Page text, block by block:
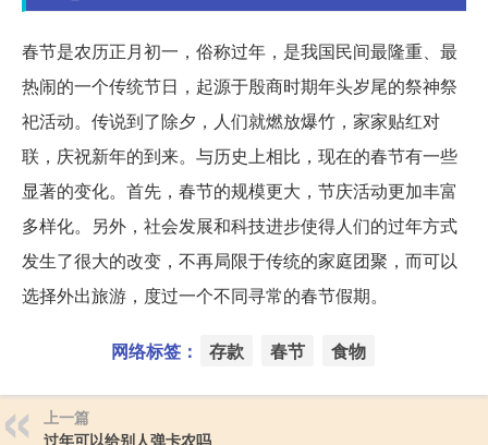
春节是农历正月初一，俗称过年，是我国民间最隆重、最
热闹的一个传统节日，起源于殷商时期年头岁尾的祭神祭
祀活动。传说到了除夕，人们就燃放爆竹，家家贴红对
联，庆祝新年的到来。与历史上相比，现在的春节有一些
显著的变化。首先，春节的规模更大，节庆活动更加丰富
多样化。另外，社会发展和科技进步使得人们的过年方式
发生了很大的改变，不再局限于传统的家庭团聚，而可以
选择外出旅游，度过一个不同寻常的春节假期。
网络标签： 存款 春节 食物
上一篇
过年可以给别人弹卡农吗